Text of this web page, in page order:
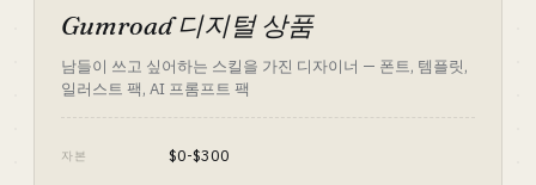
Gumroad 디지털 상품
남들이 쓰고 싶어하는 스킬을 가진 디자이너 — 폰트, 템플릿,
일러스트 팩, AI 프롬프트 팩
자본 $0-$300